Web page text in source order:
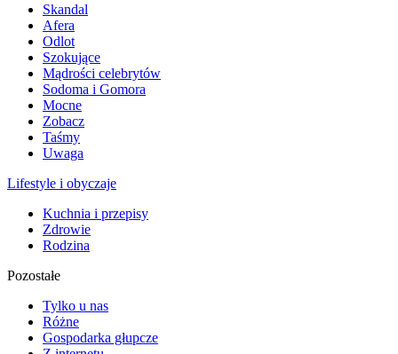
Skandal
Afera
Odlot
Szokujące
Mądrości celebrytów
Sodoma i Gomora
Mocne
Zobacz
Taśmy
Uwaga
Lifestyle i obyczaje
Kuchnia i przepisy
Zdrowie
Rodzina
Pozostałe
Tylko u nas
Różne
Gospodarka głupcze